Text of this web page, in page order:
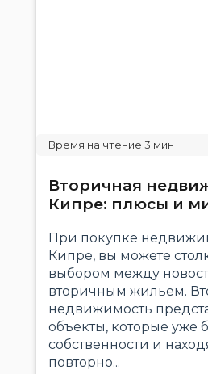
Вторичная
Кипре: плюсы и
При покупке
Кипре, вы можете
выбором между
вторичным жильем.
недвижимость
объекты, которые уже
собственности и
повторно...